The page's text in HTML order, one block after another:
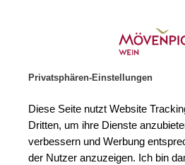
Privatsphären-Einstellungen
Diese Seite nutzt Website
Dritten, um ihre Dienste
verbessern und Werbung
der Nutzer anzuzeigen. Ich bin
Zum Ende der